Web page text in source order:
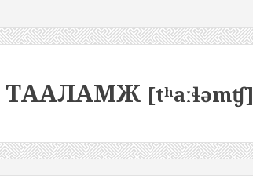
ТААЛАМЖ [tʰaːɬəmʧ]